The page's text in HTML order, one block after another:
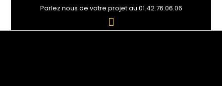
Parlez nous de votre projet au 01.42.76.06.06